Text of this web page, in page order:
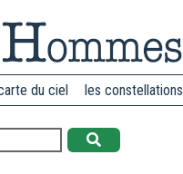
du ciel les constellations